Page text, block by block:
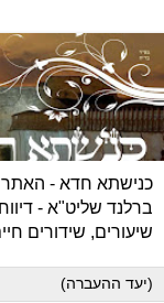
כנישתא חדא - האתר
שיעורים, שידורים